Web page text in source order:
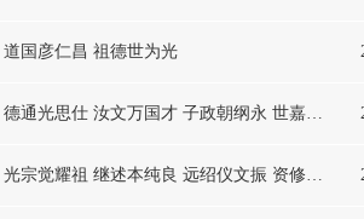
道国彦仁昌 祖德世为光
德通光思仕 汝文万国才 子政朝纲永 世嘉泰昌宏
光宗觉耀祖 继述本纯良 远绍仪文振 资修自永昌